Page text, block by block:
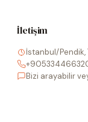
İletişim
İstanbul/Pendik,
Bizi arayabilir